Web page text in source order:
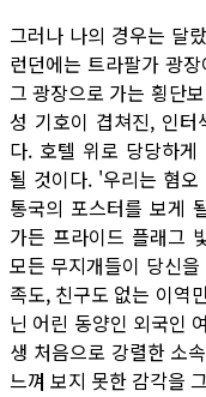
그러나 나의 경우는 달
런던에는 트라팔가 광
그 광장으로 가는 횡단
성 기호이 겹쳐진, 인
다. 호텔 위로 당당하
될 것이다. '우리는 혐
통국의 포스터를 보게
가든 프라이드 플래그
모든 무지개들이 당신
족도, 친구도 없는 이역
닌 어린 동양인 외국인
생 처음으로 강렬한 소
느껴 보지 못한 감각을